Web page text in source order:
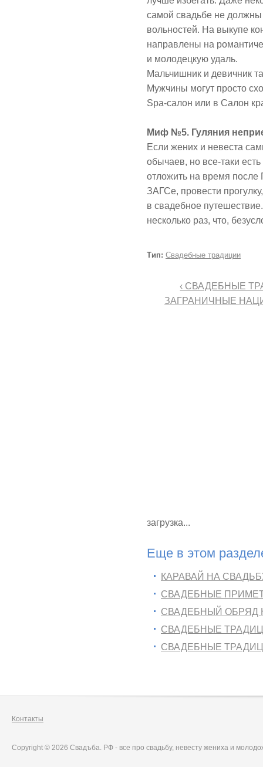
самой свадьбе не должны
вольностей. На выкупе
направлены на
и молодецкую удаль.
Мальчишник и девичник
Мужчины могут просто
Spa-салон или в Салон
Миф №5. Гуляния
Если жених и невеста
обычаев, но все-таки
отложить на время после
ЗАГСе, провести
в свадебное
несколько раз, что,
Тип: Свадебные традиции
‹ СВАДЕБНЫЕ
ЗАГРАНИЧНЫЕ
загрузка...
Еще в этом
КАРАВАЙ НА
СВАДЕБНЫЕ
СВАДЕБНЫЙ ОБРЯД
СВАДЕБНЫЕ
СВАДЕБНЫЕ
Контакты
Copyright © 2026 Свадъба. РФ - все про свадьбу, невесту жениха и